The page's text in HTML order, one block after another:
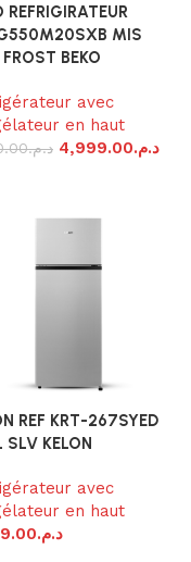
REFRIGIRATEUR
MIS
BEKO
avec
en haut
د.م. د.م.4,999.00
REF KRT-267SYED
SLV KELON
avec
en haut
د.م.